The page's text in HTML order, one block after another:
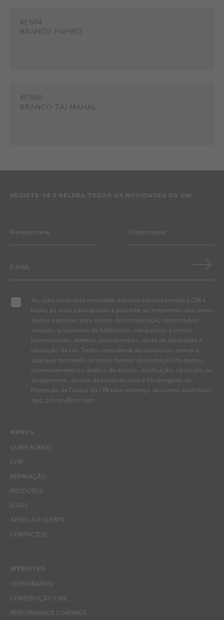
#E504
BRANCO PAPIRO
#E506
BRANCO TAJ MAHAL
MENUS
QUEM SOMOS
COR
INSPIRAÇÃO
PRODUTOS
LOJAS
APOIO AO CLIENTE
CONTACTOS
REGISTE-SE E RECEBA TODAS AS NOVIDADES DA CIN
Ao subscrever esta newsletter autorizo expressamente a CIN e
todas as suas participadas a proceder ao tratamento dos meus
dados pessoais para efeitos de comunicação de produtos,
serviços, programas de fidelização, campanhas e ofertas
promocionais, eventos, passatempos, dicas de decoração e
utilização da cor. Tenho consciência de que posso exercer a
qualquer momento os meus direitos de protecção de dados,
nomeadamente os direitos de acesso, rectificação, oposição ou
apagamento, através de contacto com o Encarregado de
Protecção de Dados da CIN pelo endereço de correio electrónico
dpo_privacy@cin.com
WEBSITES
CORPORATIVO
CONSTRUÇÃO CIVIL
PERFORMANCE COATINGS